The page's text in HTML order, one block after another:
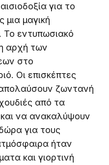
για το
μαγική
Το εντυπωσιακό
αρχή των
στο
Οι επισκέπτες
ζωντανή
από τα
να ανακαλύψουν
για τους
ήταν
και γιορτινή